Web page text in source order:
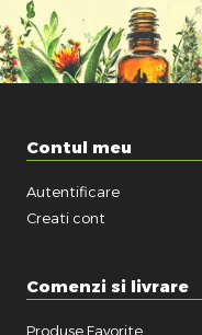
Contul meu
Autentificare
Creati cont
Comenzi si livrare
Produse Favorite